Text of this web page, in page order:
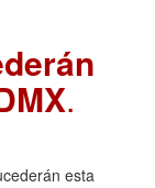
.
esta